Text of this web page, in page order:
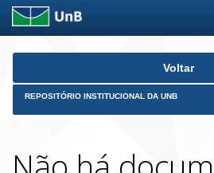
Skip
Voltar
REPOSITÓRIO INSTITUCIONAL DA UNB